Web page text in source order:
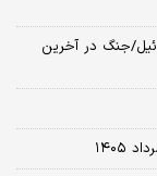
جنگ در آخرین